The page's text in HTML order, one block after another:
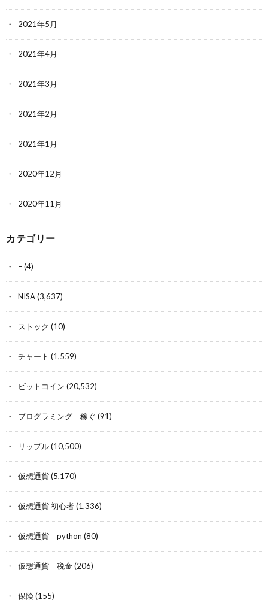
2021年5月
2021年4月
2021年3月
2021年2月
2021年1月
2020年12月
2020年11月
カテゴリー
–(4)
NISA(3,637)
ストック (10)
チャート (1,559)
ビットコイン (20,532)
プログラミング 稼ぐ (91)
リップル(10,500)
仮想通貨(5,170)
仮想通貨 初心者(1,336)
仮想通貨 python (80)
仮想通貨 税金(206)
保険(155)